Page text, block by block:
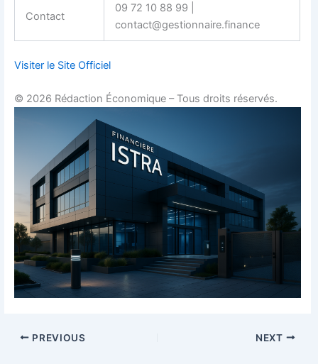
Contact
09 72 10 88 99 |
contact@gestionnaire.finance
Visiter le Site Officiel
© 2026 Rédaction Économique – Tous droits réservés.
PREVIOUS NEXT